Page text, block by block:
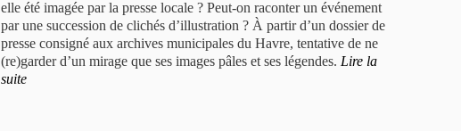
elle été imagée par la presse locale ? Peut-on raconter un événement
par une succession de clichés d’illustration ? À partir d’un dossier de
presse consigné aux archives municipales du Havre, tentative de ne
(re)garder d’un mirage que ses images pâles et ses légendes. Lire la
suite